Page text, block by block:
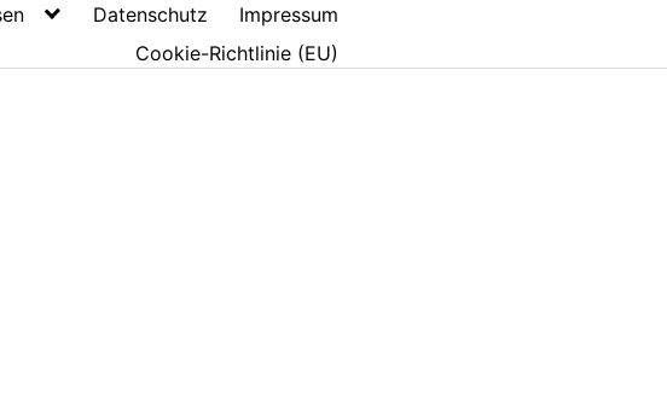
Datenschutz
Impressum
Cookie-Richtlinie (EU)